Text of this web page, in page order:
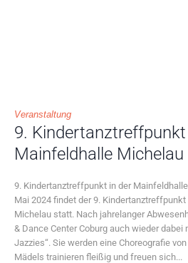
Veranstaltung
9.
Mainfeldhalle Michelau
9. Kindertanztreffpunkt in der
Mai 2024 findet der 9.
Michelau statt. Nach jahrelanger
& Dance Center Coburg auch wieder dabei
Jazzies“. Sie werden eine Choreografie
Mädels trainieren fleißig und freuen sich...